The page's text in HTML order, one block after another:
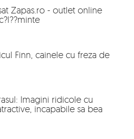
Zapas.ro - outlet online
Finn, cainele cu freza de
Imagini ridicole cu
incapabile sa bea